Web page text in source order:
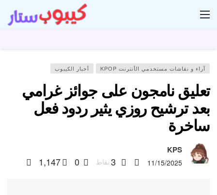
آراء و نقاشات مستخدمي الأنترنت KPOP أخبار الكيبوب
تعليق نامجون على جوائز غرامي
بعد ترشيح روزي يثير ردود فعل
ساخرة
KPS
11/15/2025
3 نقاط 0
1,147